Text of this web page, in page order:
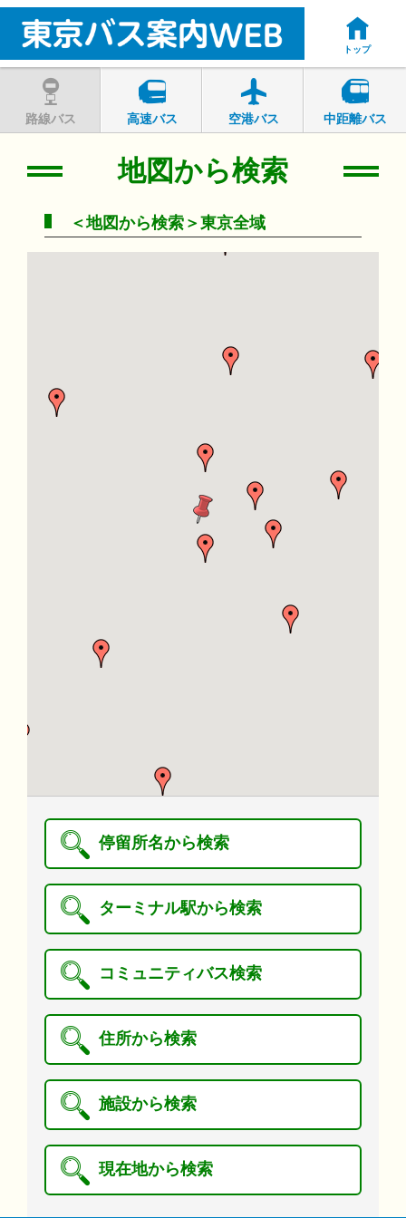
トップ
路線バス 高速バス 空港バス 中距離バス
地図から検索
＜地図から検索＞東京全域
停留所名から検索
ターミナル駅から検索
コミュニティバス検索
住所から検索
施設から検索
現在地から検索